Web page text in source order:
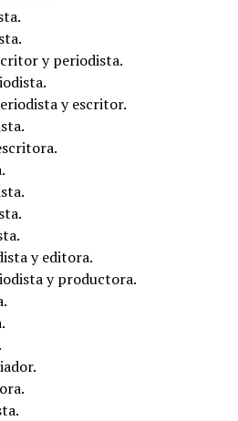
y periodista.
y escritor.
y editora.
y productora.